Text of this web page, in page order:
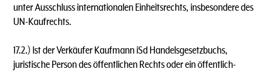
unter Ausschluss internationalen Einheitsrechts, insbesondere des
UN-Kaufrechts.
17.2.) lst der Verkäufer Kaufmann iSd Handelsgesetzbuchs,
juristische Person des öffentlichen Rechts oder ein öffentlich-